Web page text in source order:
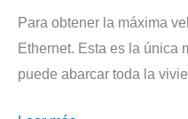
Para obtener la máxima
Ethernet. Esta es la única
puede abarcar toda la